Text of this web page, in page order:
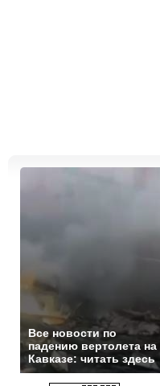
Все новости по
падению вертолета на
Кавказе: читать здесь